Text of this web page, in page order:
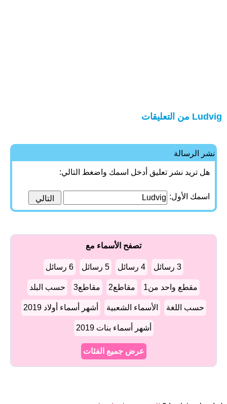
Ludvig من التعليقات
نشر الرسالة
هل تريد نشر تعليق أدخل اسمك واضغط التالي:
اسمك الأول:
تصفح الأسماء مع
3 رسائل 4 رسائل 5 رسائل 6 رسائل
مقطع واحد من1 مقاطع2 مقاطع3 حسب البلد
حسب اللغة الأسماء الشعبية أشهر أسماء أولاد 2019
أشهر أسماء بنات 2019
عرض جميع الفئات